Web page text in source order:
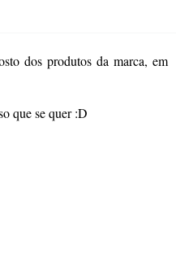
dos produtos da marca, em
que se quer :D